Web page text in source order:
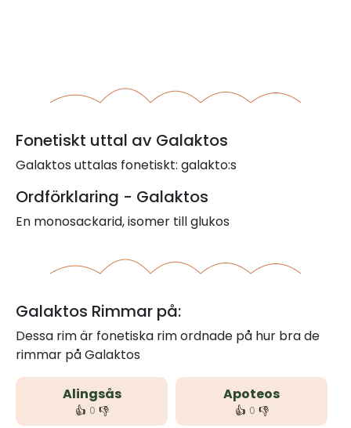
Fonetiskt uttal av Galaktos
Galaktos uttalas fonetiskt: galakto:s
Ordförklaring - Galaktos
En monosackarid, isomer till glukos
Galaktos Rimmar på:
Dessa rim är fonetiska rim ordnade på hur bra de
rimmar på Galaktos
Alingsås
👍 0 👎
Apoteos
👍 0 👎